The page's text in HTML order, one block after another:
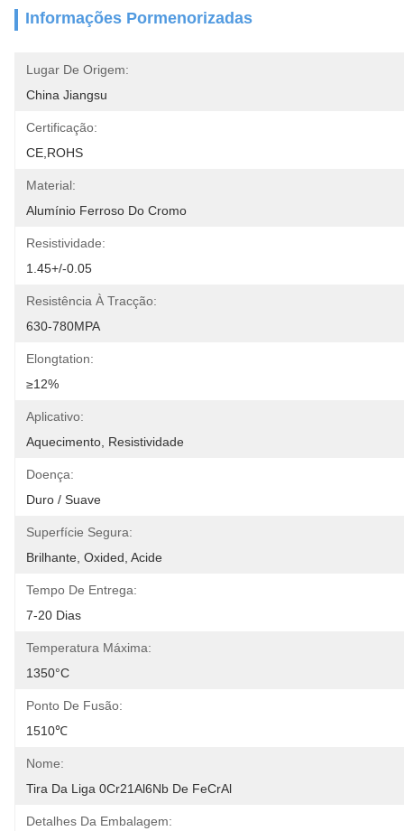
Informações Pormenorizadas
Lugar De Origem:
China Jiangsu
Certificação:
CE,ROHS
Material:
Alumínio Ferroso Do Cromo
Resistividade:
1.45+/-0.05
Resistência À Tracção:
630-780MPA
Elongtation:
≥12%
Aplicativo:
Aquecimento, Resistividade
Doença:
Duro / Suave
Superfície Segura:
Brilhante, Oxided, Acide
Tempo De Entrega:
7-20 Dias
Temperatura Máxima:
1350°C
Ponto De Fusão:
1510℃
Nome:
Tira Da Liga 0Cr21Al6Nb De FeCrAl
Detalhes Da Embalagem: